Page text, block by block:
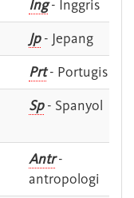
Ing- Inggris
Jp- Jepang
Prt- Portugis
Sp- Spanyol
Antr-
antropologi